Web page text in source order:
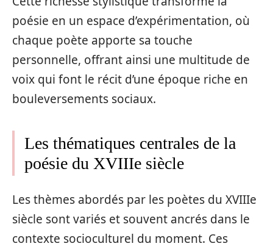
poésie en un espace d’expérimentation, où
chaque poète apporte sa touche
personnelle, offrant ainsi une multitude de
voix qui font le récit d’une époque riche en
bouleversements sociaux.
Les thématiques centrales de la
poésie du XVIIIe siècle
Les thèmes abordés par les poètes du XVIIIe
siècle sont variés et souvent ancrés dans le
contexte socioculturel du moment. Ces